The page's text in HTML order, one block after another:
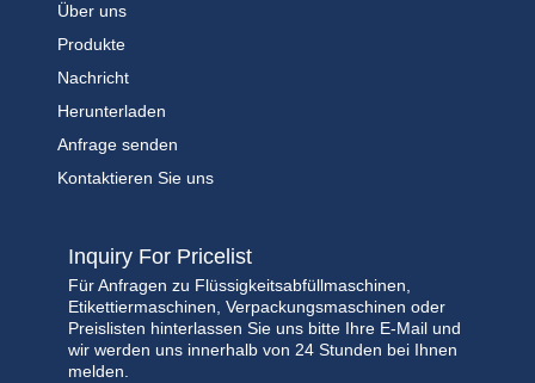
Über uns
Produkte
Nachricht
Herunterladen
Anfrage senden
Kontaktieren Sie uns
Inquiry For Pricelist
Für Anfragen zu Flüssigkeitsabfüllmaschinen,
Etikettiermaschinen, Verpackungsmaschinen oder
Preislisten hinterlassen Sie uns bitte Ihre E-Mail und
wir werden uns innerhalb von 24 Stunden bei Ihnen
melden.